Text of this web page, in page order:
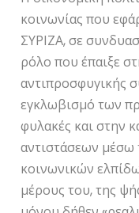
κοινωνίας που
ΣΥΡΙΖΑ, σε
ρόλο που έπαιξε
αντιπροσφυγικής
εγκλωβισμό των
φυλακές και στην
αντιστάσεων μέσω
κοινωνικών
μέρους του, της